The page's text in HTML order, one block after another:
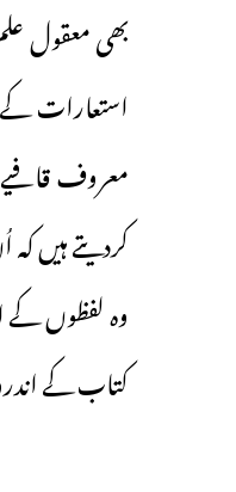
بھی معقول
استعارات کے
معروف
کردیتے ہیں
وہ لفظوں کے
کتاب کے